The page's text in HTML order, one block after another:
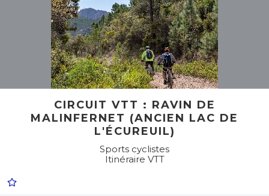
CIRCUIT VTT : RAVIN DE
MALINFERNET (ANCIEN LAC DE
L'ÉCUREUIL)
Sports cyclistes
Itinéraire VTT